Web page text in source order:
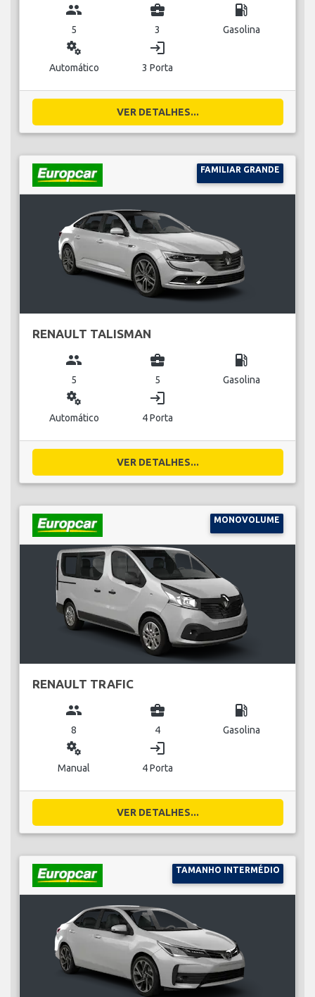
group
5
business_center
3
local_gas_station
Gasolina
miscellaneous_services
Automático
login
3 Porta
VER DETALHES...
FAMILIAR GRANDE
RENAULT TALISMAN
group
5
business_center
5
local_gas_station
Gasolina
miscellaneous_services
Automático
login
4 Porta
VER DETALHES...
MONOVOLUME
RENAULT TRAFIC
group
8
business_center
4
local_gas_station
Gasolina
miscellaneous_services
Manual
login
4 Porta
VER DETALHES...
TAMANHO INTERMÉDIO